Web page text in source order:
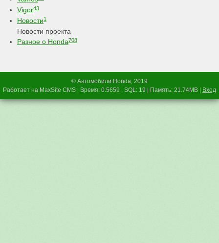
Vigor43
Новости1
Новости проекта
Разное о Honda708
© Автомобили Honda, 2019
Работает на MaxSite CMS | Время: 0.5659 | SQL: 19 | Память: 21.74MB
Вход